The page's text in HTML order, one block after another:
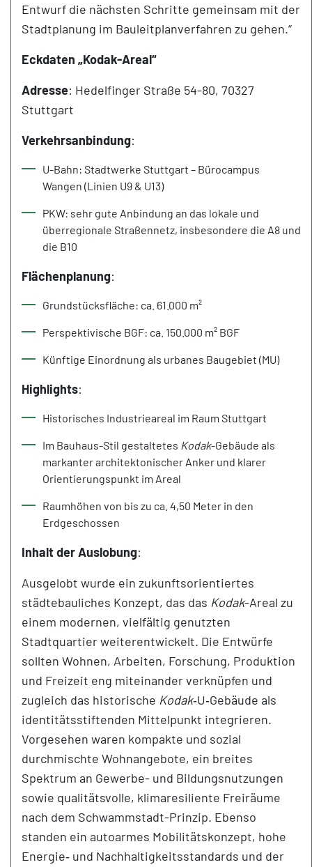
Entwurf die nächsten Schritte gemeinsam mit der
Stadtplanung im Bauleitplanverfahren zu gehen.“
Eckdaten „Kodak-Areal“
Adresse: Hedelfinger Straße 54-80, 70327
Stuttgart
Verkehrsanbindung:
U-Bahn: Stadtwerke Stuttgart – Bürocampus
Wangen (Linien U9 & U13)
PKW: sehr gute Anbindung an das lokale und
überregionale Straßennetz, insbesondere die A8 und
die B10
Flächenplanung:
Grundstücksfläche: ca. 61.000 m²
Perspektivische BGF: ca. 150.000 m² BGF
Künftige Einordnung als urbanes Baugebiet (MU)
Highlights:
Historisches Industrieareal im Raum Stuttgart
Im Bauhaus-Stil gestaltetes Kodak-Gebäude als
markanter architektonischer Anker und klarer
Orientierungspunkt im Areal
Raumhöhen von bis zu ca. 4,50 Meter in den
Erdgeschossen
Inhalt der Auslobung:
Ausgelobt wurde ein zukunftsorientiertes
städtebauliches Konzept, das das Kodak-Areal zu
einem modernen, vielfältig genutzten
Stadtquartier weiterentwickelt. Die Entwürfe
sollten Wohnen, Arbeiten, Forschung, Produktion
und Freizeit eng miteinander verknüpfen und
zugleich das historische Kodak‑U‑Gebäude als
identitätsstiftenden Mittelpunkt integrieren.
Vorgesehen waren kompakte und sozial
durchmischte Wohnangebote, ein breites
Spektrum an Gewerbe- und Bildungsnutzungen
sowie qualitätsvolle, klimaresiliente Freiräume
nach dem Schwammstadt-Prinzip. Ebenso
standen ein autoarmes Mobilitätskonzept, hohe
Energie‑ und Nachhaltigkeitsstandards und der